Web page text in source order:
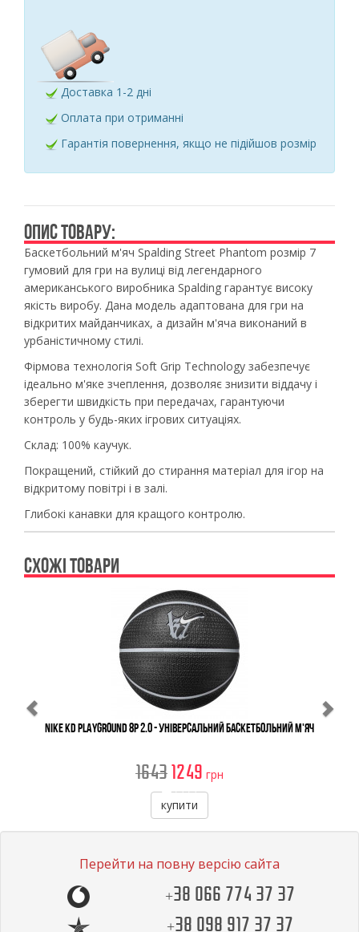
Доставка 1-2 дні
Оплата при отриманні
Гарантія повернення, якщо не підійшов розмір
ОПИС ТОВАРУ:
Баскетбольний м'яч Spalding Street Phantom розмір 7
гумовий для гри на вулиці від легендарного
американського виробника Spalding гарантує високу
якість виробу. Дана модель адаптована для гри на
відкритих майданчиках, а дизайн м'яча виконаний в
урбаністичному стилі.
Фірмова технологія Soft Grip Technology забезпечує
ідеально м'яке зчеплення, дозволяє знизити віддачу і
зберегти швидкість при передачах, гарантуючи
контроль у будь-яких ігрових ситуаціях.
Склад: 100% каучук.
Покращений, стійкий до стирання матеріал для ігор на
відкритому повітрі і в залі.
Глибокі канавки для кращого контролю.
СХОЖІ ТОВАРИ
Nike KD Playground 8P 2.0 - Універсальний Баскетбольний М'яч
16431249 грн
купити
Перейти на повну версію сайта
+38 066 774 37 37
+38 098 917 37 37